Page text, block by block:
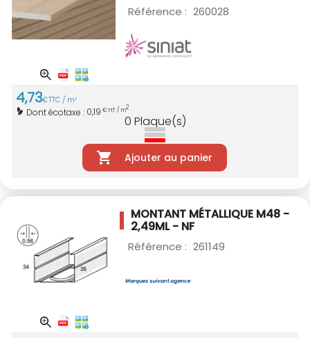
Référence : 260028
4,73€TTC / m2
Dont écotaxe : 0,19 € HT / m2
0 Plaque(s)
Ajouter au panier
MONTANT MÉTALLIQUE M48 -
2,49ML - NF
Référence : 261149